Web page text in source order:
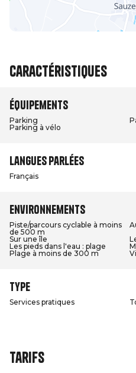
Caractéristiques
Équipements
Parking
Parking à vélo
Langues parlées
Français
Environnements
Piste/parcours cyclable à moins
de 500 m
Sur une île
Les pieds dans l'eau : plage
Plage à moins de 300 m
Type
Services pratiques
Tarifs